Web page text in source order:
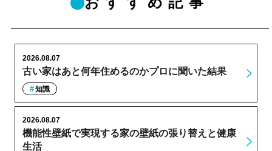
古い家はあと何年住めるのかプロに聞いた結果
2026.08.07
知識
機能性壁紙で実現する家の壁紙の張り替えと健康
生活
2026.08.07